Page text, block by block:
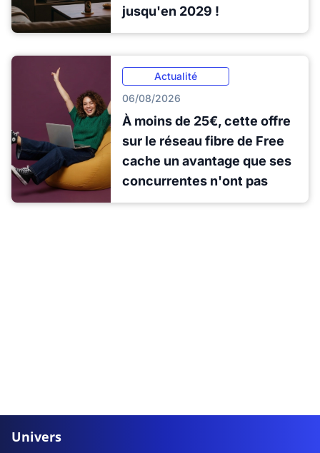
jusqu'en 2029 !
Actualité
06/08/2026
À moins de 25€, cette offre
sur le réseau fibre de Free
cache un avantage que ses
concurrentes n'ont pas
Univers